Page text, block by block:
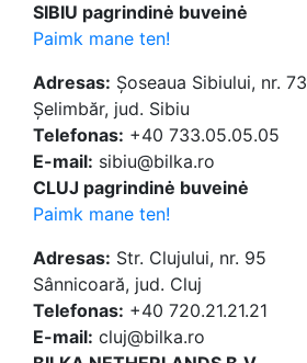
SIBIU pagrindinė buveinė
Paimk mane ten!
Adresas: Șoseaua Sibiului, nr. 73
Șelimbăr, jud. Sibiu
Telefonas: +40 733.05.05.05
E-mail: sibiu@bilka.ro
CLUJ pagrindinė buveinė
Paimk mane ten!
Adresas: Str. Clujului, nr. 95
Sânnicoară, jud. Cluj
Telefonas: +40 720.21.21.21
E-mail: cluj@bilka.ro